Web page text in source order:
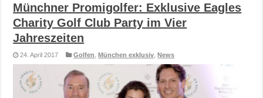
Münchner Promigolfer: Exklusive Eagles
Charity Golf Club Party im Vier
Jahreszeiten
24. April 2017 Golfen ,München exklusiv ,News